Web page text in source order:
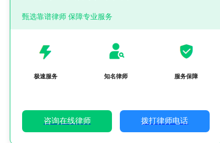
甄选靠谱律师 保障专业服务
极速服务 知名律师 服务保障
咨询在线律师 拨打律师电话